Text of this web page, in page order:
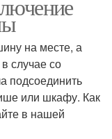
на месте, а
случае со
подсоединить
или шкафу. Как
в нашей